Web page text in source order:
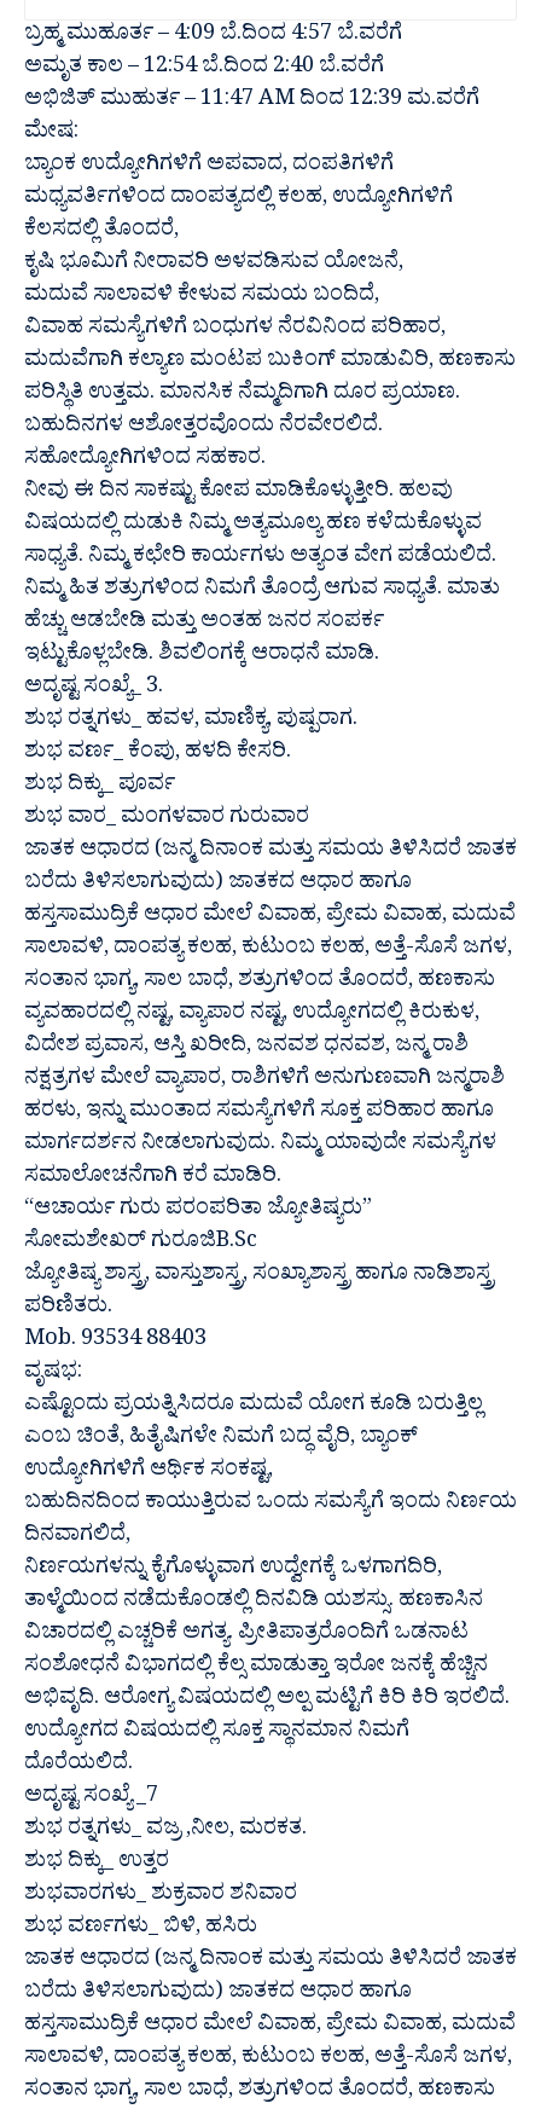
ಬ್ರಹ್ಮ ಮುಹೂರ್ತ – 4:09 ಬೆ.ದಿಂದ 4:57 ಬೆ.ವರೆಗೆ
ಅಮೃತ ಕಾಲ – 12:54 ಬೆ.ದಿಂದ 2:40 ಬೆ.ವರೆಗೆ
ಅಭಿಜಿತ್ ಮುಹುರ್ತ – 11:47 AM ದಿಂದ 12:39 ಮ.ವರೆಗೆ
ಮೇಷ:
ಬ್ಯಾಂಕ ಉದ್ಯೋಗಿಗಳಿಗೆ ಅಪವಾದ, ದಂಪತಿಗಳಿಗೆ
ಮಧ್ಯವರ್ತಿಗಳಿಂದ ದಾಂಪತ್ಯದಲ್ಲಿ ಕಲಹ, ಉದ್ಯೋಗಿಗಳಿಗೆ
ಕೆಲಸದಲ್ಲಿ ತೊಂದರೆ,
ಕೃಷಿ ಭೂಮಿಗೆ ನೀರಾವರಿ ಅಳವಡಿಸುವ ಯೋಜನೆ,
ಮದುವೆ ಸಾಲಾವಳಿ ಕೇಳುವ ಸಮಯ ಬಂದಿದೆ,
ವಿವಾಹ ಸಮಸ್ಯೆಗಳಿಗೆ ಬಂಧುಗಳ ನೆರವಿನಿಂದ ಪರಿಹಾರ,
ಮದುವೆಗಾಗಿ ಕಲ್ಯಾಣ ಮಂಟಪ ಬುಕಿಂಗ್ ಮಾಡುವಿರಿ, ಹಣಕಾಸು
ಪರಿಸ್ಥಿತಿ ಉತ್ತಮ. ಮಾನಸಿಕ ನೆಮ್ಮದಿಗಾಗಿ ದೂರ ಪ್ರಯಾಣ.
ಬಹುದಿನಗಳ ಆಶೋತ್ತರವೊಂದು ನೆರವೇರಲಿದೆ.
ಸಹೋದ್ಯೋಗಿಗಳಿಂದ ಸಹಕಾರ.
ನೀವು ಈ ದಿನ ಸಾಕಷ್ಟು ಕೋಪ ಮಾಡಿಕೊಳ್ಳುತ್ತೀರಿ. ಹಲವು
ವಿಷಯದಲ್ಲಿ ದುಡುಕಿ ನಿಮ್ಮ ಅತ್ಯಮೂಲ್ಯ ಹಣ ಕಳೆದುಕೊಳ್ಳುವ
ಸಾಧ್ಯತೆ. ನಿಮ್ಮ ಕಛೇರಿ ಕಾರ್ಯಗಳು ಅತ್ಯಂತ ವೇಗ ಪಡೆಯಲಿದೆ.
ನಿಮ್ಮ ಹಿತ ಶತ್ರುಗಳಿಂದ ನಿಮಗೆ ತೊಂದ್ರೆ ಆಗುವ ಸಾಧ್ಯತೆ. ಮಾತು
ಹೆಚ್ಚು ಆಡಬೇಡಿ ಮತ್ತು ಅಂತಹ ಜನರ ಸಂಪರ್ಕ
ಇಟ್ಟುಕೊಳ್ಲಬೇಡಿ. ಶಿವಲಿಂಗಕ್ಕೆ ಆರಾಧನೆ ಮಾಡಿ.
ಅದೃಷ್ಟ ಸಂಖ್ಯೆ_ 3.
ಶುಭ ರತ್ನಗಳು_ ಹವಳ, ಮಾಣಿಕ್ಯ, ಪುಷ್ಪರಾಗ.
ಶುಭ ವರ್ಣ_ ಕೆಂಪು, ಹಳದಿ ಕೇಸರಿ.
ಶುಭ ದಿಕ್ಕು_ ಪೂರ್ವ
ಶುಭ ವಾರ_ ಮಂಗಳವಾರ ಗುರುವಾರ
ಜಾತಕ ಆಧಾರದ (ಜನ್ಮ ದಿನಾಂಕ ಮತ್ತು ಸಮಯ ತಿಳಿಸಿದರೆ ಜಾತಕ
ಬರೆದು ತಿಳಿಸಲಾಗುವುದು) ಜಾತಕದ ಆಧಾರ ಹಾಗೂ
ಹಸ್ತಸಾಮುದ್ರಿಕೆ ಆಧಾರ ಮೇಲೆ ವಿವಾಹ, ಪ್ರೇಮ ವಿವಾಹ, ಮದುವೆ
ಸಾಲಾವಳಿ, ದಾಂಪತ್ಯ ಕಲಹ, ಕುಟುಂಬ ಕಲಹ, ಅತ್ತೆ-ಸೊಸೆ ಜಗಳ,
ಸಂತಾನ ಭಾಗ್ಯ, ಸಾಲ ಬಾಧೆ, ಶತ್ರುಗಳಿಂದ ತೊಂದರೆ, ಹಣಕಾಸು
ವ್ಯವಹಾರದಲ್ಲಿ ನಷ್ಟ, ವ್ಯಾಪಾರ ನಷ್ಟ, ಉದ್ಯೋಗದಲ್ಲಿ ಕಿರುಕುಳ,
ವಿದೇಶ ಪ್ರವಾಸ, ಆಸ್ತಿ ಖರೀದಿ, ಜನವಶ ಧನವಶ, ಜನ್ಮ ರಾಶಿ
ನಕ್ಷತ್ರಗಳ ಮೇಲೆ ವ್ಯಾಪಾರ, ರಾಶಿಗಳಿಗೆ ಅನುಗುಣವಾಗಿ ಜನ್ಮರಾಶಿ
ಹರಳು, ಇನ್ನು ಮುಂತಾದ ಸಮಸ್ಯೆಗಳಿಗೆ ಸೂಕ್ತ ಪರಿಹಾರ ಹಾಗೂ
ಮಾರ್ಗದರ್ಶನ ನೀಡಲಾಗುವುದು. ನಿಮ್ಮ ಯಾವುದೇ ಸಮಸ್ಯೆಗಳ
ಸಮಾಲೋಚನೆಗಾಗಿ ಕರೆ ಮಾಡಿರಿ.
“ಆಚಾರ್ಯ ಗುರು ಪರಂಪರಿತಾ ಜ್ಯೋತಿಷ್ಯರು”
ಸೋಮಶೇಖರ್ ಗುರೂಜಿB.Sc
ಜ್ಯೋತಿಷ್ಯ ಶಾಸ್ತ್ರ, ವಾಸ್ತುಶಾಸ್ತ್ರ, ಸಂಖ್ಯಾಶಾಸ್ತ್ರ ಹಾಗೂ ನಾಡಿಶಾಸ್ತ್ರ
ಪರಿಣಿತರು.
Mob. 93534 88403
ವೃಷಭ:
ಎಷ್ಟೊಂದು ಪ್ರಯತ್ನಿಸಿದರೂ ಮದುವೆ ಯೋಗ ಕೂಡಿ ಬರುತ್ತಿಲ್ಲ
ಎಂಬ ಚಿಂತೆ, ಹಿತೈಷಿಗಳೇ ನಿಮಗೆ ಬದ್ಧ ವೈರಿ, ಬ್ಯಾಂಕ್
ಉದ್ಯೋಗಿಗಳಿಗೆ ಆರ್ಥಿಕ ಸಂಕಷ್ಟ,
ಬಹುದಿನದಿಂದ ಕಾಯುತ್ತಿರುವ ಒಂದು ಸಮಸ್ಯೆಗೆ ಇಂದು ನಿರ್ಣಯ
ದಿನವಾಗಲಿದೆ,
ನಿರ್ಣಯಗಳನ್ನು ಕೈಗೊಳ್ಳುವಾಗ ಉದ್ವೇಗಕ್ಕೆ ಒಳಗಾಗದಿರಿ,
ತಾಳ್ಮೆಯಿಂದ ನಡೆದುಕೊಂಡಲ್ಲಿ ದಿನವಿಡಿ ಯಶಸ್ಸು. ಹಣಕಾಸಿನ
ವಿಚಾರದಲ್ಲಿ ಎಚ್ಚರಿಕೆ ಅಗತ್ಯ. ಪ್ರೀತಿಪಾತ್ರರೊಂದಿಗೆ ಒಡನಾಟ
ಸಂಶೋಧನೆ ವಿಭಾಗದಲ್ಲಿ ಕೆಲ್ಸ ಮಾಡುತ್ತಾ ಇರೋ ಜನಕ್ಕೆ ಹೆಚ್ಚಿನ
ಅಭಿವೃದಿ. ಆರೋಗ್ಯ ವಿಷಯದಲ್ಲಿ ಅಲ್ಪ ಮಟ್ಟಿಗೆ ಕಿರಿ ಕಿರಿ ಇರಲಿದೆ.
ಉದ್ಯೋಗದ ವಿಷಯದಲ್ಲಿ ಸೂಕ್ತ ಸ್ಥಾನಮಾನ ನಿಮಗೆ
ದೊರೆಯಲಿದೆ.
ಅದೃಷ್ಟ ಸಂಖ್ಯೆ _7
ಶುಭ ರತ್ನಗಳು_ ವಜ್ರ ,ನೀಲ, ಮರಕತ.
ಶುಭ ದಿಕ್ಕು_ ಉತ್ತರ
ಶುಭವಾರಗಳು_ ಶುಕ್ರವಾರ ಶನಿವಾರ
ಶುಭ ವರ್ಣಗಳು_ ಬಿಳಿ, ಹಸಿರು
ಜಾತಕ ಆಧಾರದ (ಜನ್ಮ ದಿನಾಂಕ ಮತ್ತು ಸಮಯ ತಿಳಿಸಿದರೆ ಜಾತಕ
ಬರೆದು ತಿಳಿಸಲಾಗುವುದು) ಜಾತಕದ ಆಧಾರ ಹಾಗೂ
ಹಸ್ತಸಾಮುದ್ರಿಕೆ ಆಧಾರ ಮೇಲೆ ವಿವಾಹ, ಪ್ರೇಮ ವಿವಾಹ, ಮದುವೆ
ಸಾಲಾವಳಿ, ದಾಂಪತ್ಯ ಕಲಹ, ಕುಟುಂಬ ಕಲಹ, ಅತ್ತೆ-ಸೊಸೆ ಜಗಳ,
ಸಂತಾನ ಭಾಗ್ಯ, ಸಾಲ ಬಾಧೆ, ಶತ್ರುಗಳಿಂದ ತೊಂದರೆ, ಹಣಕಾಸು